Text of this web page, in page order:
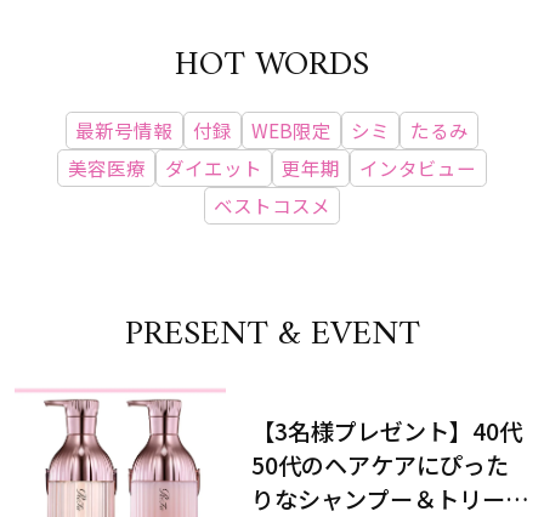
HOT WORDS
最新号情報 付録 WEB限定 シミ
たるみ
美容医療
ダイエット 更年期
インタビュー
ベストコスメ
PRESENT & EVENT
【3名様プレゼント】40代
50代のヘアケアにぴった
りなシャンプー＆トリート